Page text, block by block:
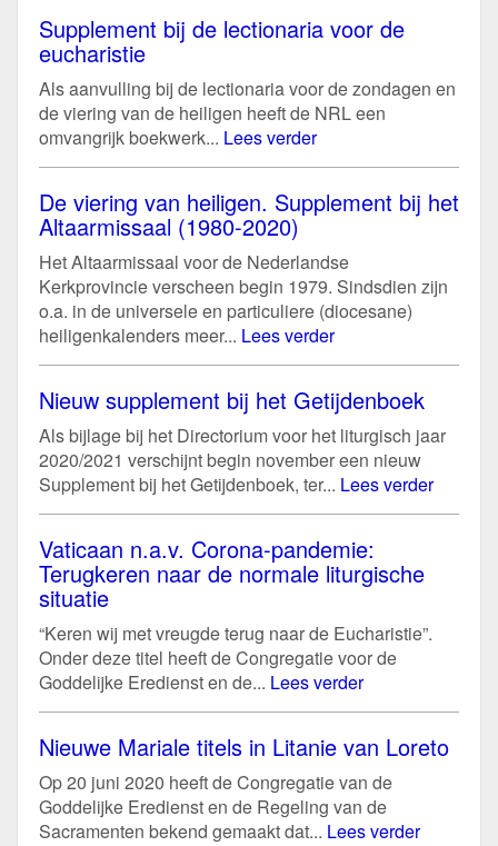
Supplement bij de lectionaria voor de
eucharistie
Als aanvulling bij de lectionaria voor de zondagen en
de viering van de heiligen heeft de NRL een
omvangrijk boekwerk... Lees verder
De viering van heiligen. Supplement bij het
Altaarmissaal (1980-2020)
Het Altaarmissaal voor de Nederlandse
Kerkprovincie verscheen begin 1979. Sindsdien zijn
o.a. in de universele en particuliere (diocesane)
heiligenkalenders meer... Lees verder
Nieuw supplement bij het Getijdenboek
Als bijlage bij het Directorium voor het liturgisch jaar
2020/2021 verschijnt begin november een nieuw
Supplement bij het Getijdenboek, ter... Lees verder
Vaticaan n.a.v. Corona-pandemie:
Terugkeren naar de normale liturgische
situatie
“Keren wij met vreugde terug naar de Eucharistie”.
Onder deze titel heeft de Congregatie voor de
Goddelijke Eredienst en de... Lees verder
Nieuwe Mariale titels in Litanie van Loreto
Op 20 juni 2020 heeft de Congregatie van de
Goddelijke Eredienst en de Regeling van de
Sacramenten bekend gemaakt dat... Lees verder